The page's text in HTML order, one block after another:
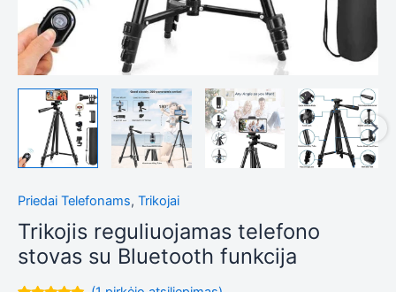
Priedai Telefonams, Trikojai
Trikojis reguliuojamas telefono
stovas su Bluetooth funkcija
Tiksliniai
slapukai
yra
privalomi.
reikalingi,
veiktų.